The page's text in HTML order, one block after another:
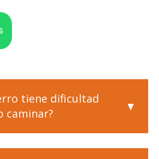
tiene dificultad
caminar?